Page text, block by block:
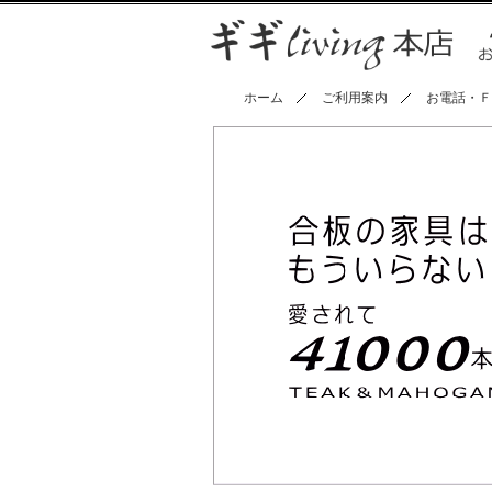
ホーム ご利用案内 お電話・